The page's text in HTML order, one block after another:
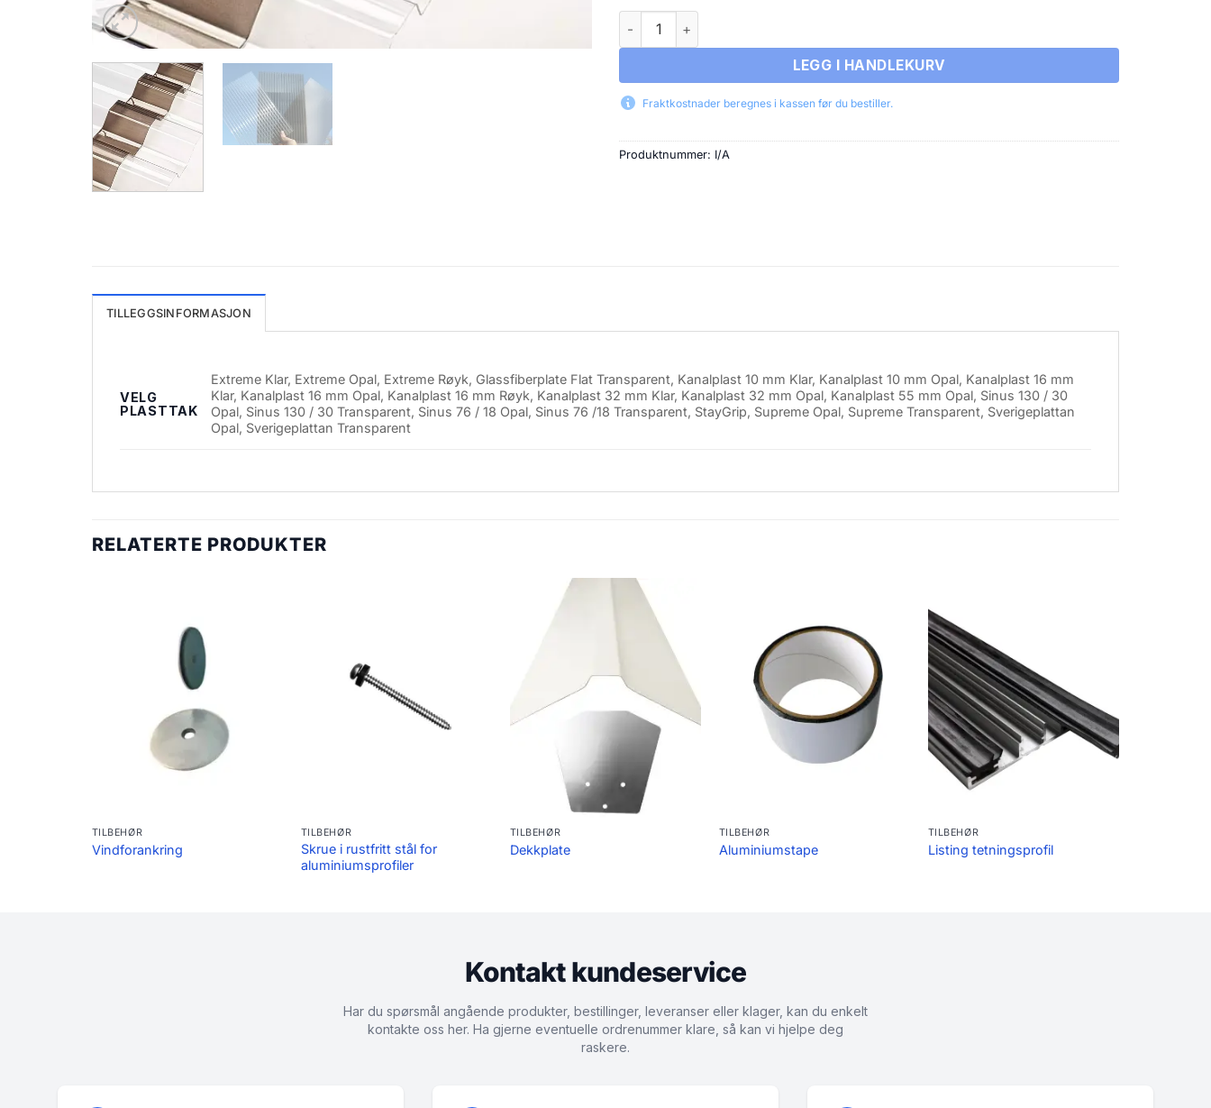
Prøvebit Plasttak antall
LEGG I HANDLEKURV
Fraktkostnader beregnes i kassen før du bestiller.
Produktnummer: I/A
TILLEGGSINFORMASJON
VELG
PLASTTAK
Extreme Klar, Extreme Opal, Extreme Røyk, Glassfiberplate Flat Transparent, Kanalplast 10 mm Klar, Kanalplast 10 mm Opal, Kanalplast 16 mm
Klar, Kanalplast 16 mm Opal, Kanalplast 16 mm Røyk, Kanalplast 32 mm Klar, Kanalplast 32 mm Opal, Kanalplast 55 mm Opal, Sinus 130 / 30
Opal, Sinus 130 / 30 Transparent, Sinus 76 / 18 Opal, Sinus 76 /18 Transparent, StayGrip, Supreme Opal, Supreme Transparent, Sverigeplattan
Opal, Sverigeplattan Transparent
RELATERTE PRODUKTER
TILBEHØR
Vindforankring
TILBEHØR
Skrue i rustfritt stål for
aluminiumsprofiler
TILBEHØR
Dekkplate
TILBEHØR
Aluminiumstape
TILBEHØR
Listing tetningsprofil
Kontakt kundeservice
Har du spørsmål angående produkter, bestillinger, leveranser eller klager, kan du enkelt
kontakte oss her. Ha gjerne eventuelle ordrenummer klare, så kan vi hjelpe deg
raskere.